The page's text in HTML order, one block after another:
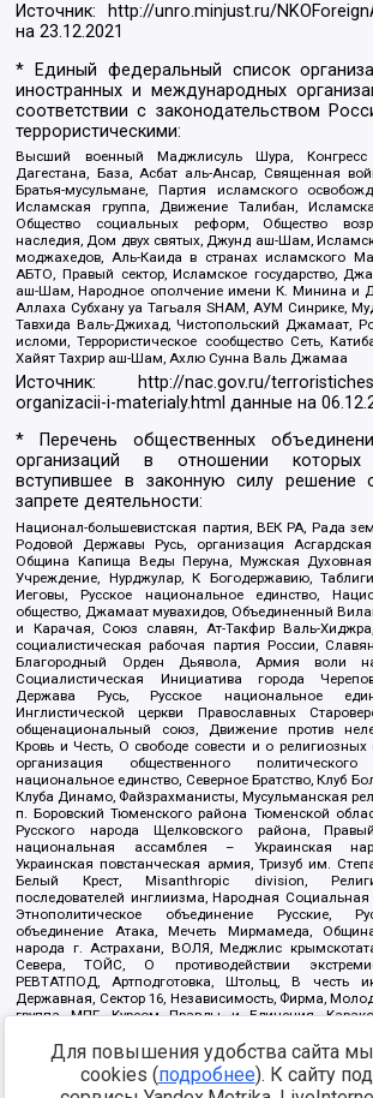
Источник: http://unro.minjust.ru/
на23.12.2021
* Единый федеральный список
иностранных и международных
соответствии с законодательством
террористическими:
Высший военный Маджлисуль Шура,
Дагестана, База, Асбат аль-Ансар, Священная
Братья-мусульмане, Партия исламского
Исламская группа, Движение Талибан,
Общество социальных реформ, Общество
наследия, Дом двух святых, Джунд аш-Шам,
моджахедов, Аль-Каида в странах исламского
АБТО, Правый сектор, Исламское государство,
аш-Шам, Народное ополчение имени К. Минина и
Аллаха Субхану уа Тагьаля SHAM, АУМ Синрике,
Тавхида Валь-Джихад, Чистопольский Джамаат,
исломи, Террористическое сообщество Сеть,
Хайят Тахрир аш-Шам, Ахлю Сунна Валь Джамаа
Источник:
http://nac.gov.ru/
organizacii-i-materialy.html данные на
* Перечень общественных
организаций в отношении
вступившее в законную силу решение
запрете деятельности:
Национал-большевистская партия, ВЕК РА, Рада
Родовой Державы Русь, организация
Община Капища Веды Перуна, Мужская
Учреждение, Нурджулар, К Богодержавию,
Иеговы, Русское национальное единство,
общество, Джамаат мувахидов, Объединенный
и Карачая, Союз славян, Ат-Такфир Валь-
социалистическая рабочая партия России,
Благородный Орден Дьявола, Армия воли
Социалистическая Инициатива города
Держава Русь, Русское национальное
Инглистической церкви Православных
общенациональный союз, Движение против
Кровь и Честь, О свободе совести и о
организация общественного
национальное единство, Северное Братство, Клуб
Клуба Динамо, Файзрахманисты, Мусульманская
п. Боровский Тюменского района Тюменской
Русского народа Щелковского района,
национальная ассамблея – Украинская
Украинская повстанческая армия, Тризуб им.
Белый Крест, Misanthropic division,
последователей инглиизма, Народная Социальная
Этнополитическое объединение Русские,
объединение Атака, Мечеть Мирмамеда,
народа г. Астрахани, ВОЛЯ, Меджлис
Севера, ТОЙС, О противодействии
РЕВТАТПОД, Артподготовка, Штольц, В честь
Державная, Сектор 16, Независимость, Фирма,
группа МПГ, Курсом Правды и Единения,
Благотворительный пансионат Ак Умут,
Арестантское уголовное единство, Башкорт, Нация и
Дафа, Иртыш Ultras, Русский Патриотический
Для повышения удобства сайта
cookies (подробнее). К сайту